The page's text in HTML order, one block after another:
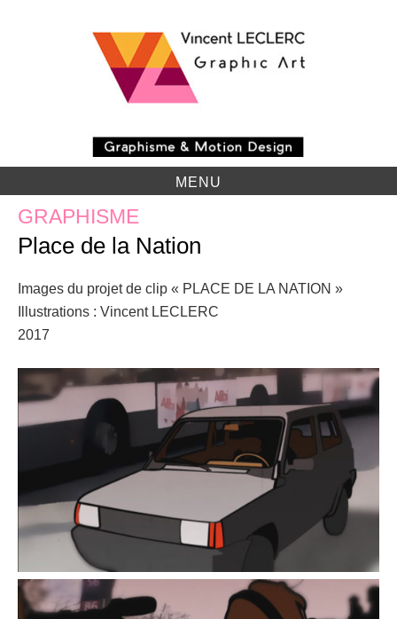
MENU
GRAPHISME
Place de la Nation
Images du projet de clip « PLACE DE LA NATION »
Illustrations : Vincent LECLERC
2017